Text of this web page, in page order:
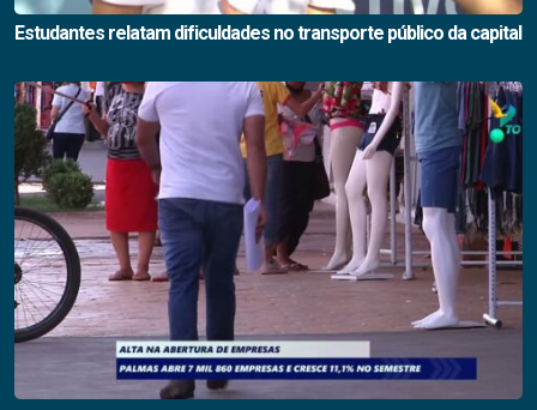
Estudantes relatam dificuldades no transporte público da capital